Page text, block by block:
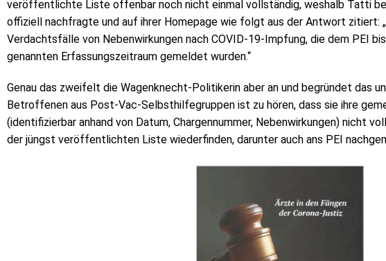
veröffentlichte Liste offenbar noch nicht einmal vollständig, weshalb Tatti
offiziell nachfragte und auf ihrer Homepage wie folgt aus der Antwort zitiert:
Verdachtsfälle von Nebenwirkungen nach COVID-19-Impfung, die dem PEI
genannten Erfassungszeitraum gemeldet wurden.“
Genau das zweifelt die Wagenknecht-Politikerin aber an und begründet das
Betroffenen aus Post-Vac-Selbsthilfegruppen ist zu hören, dass sie ihre
(identifizierbar anhand von Datum, Chargennummer, Nebenwirkungen) nicht
der jüngst veröffentlichten Liste wiederfinden, darunter auch ans PEI